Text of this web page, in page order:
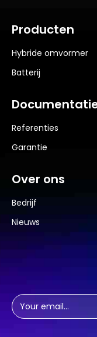
Producten
Hybride omvormer
Batterij
Referenties
Garantie
Over ons
Bedrijf
Nieuws